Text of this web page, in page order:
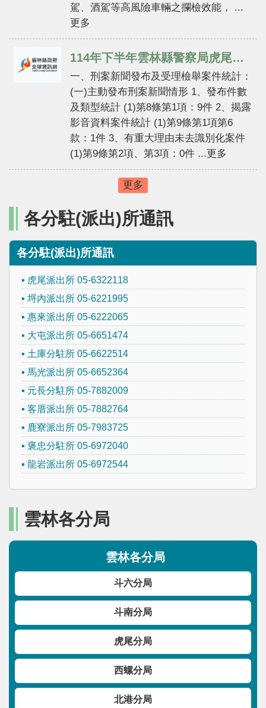
專
影
出
版
品
駕、酒駕等高風險車輛之攔檢效能， ...
更多
114年下半年雲林縣警察局虎尾分局發布刑案新聞違反 偵查不公開規定檢討報告
一、刑案新聞發布及受理檢舉案件統計：
(一)主動發布刑案新聞情形 1、發布件數
及類型統計 (1)第8條第1項：9件 2、揭露
影音資料案件統計 (1)第9條第1項第6
款：1件 3、有重大理由未去識別化案件
(1)第9條第2項、第3項：0件 ...更多
更多
各分駐(派出)所通訊
各分駐(派出)所通訊
虎尾派出所 05-6322118
埒內派出所 05-6221995
惠來派出所 05-6222065
大屯派出所 05-6651474
土庫分駐所 05-6622514
馬光派出所 05-6652364
元長分駐所 05-7882009
客厝派出所 05-7882764
鹿寮派出所 05-7983725
褒忠分駐所 05-6972040
龍岩派出所 05-6972544
雲林各分局
雲林各分局
斗六分局
斗南分局
虎尾分局
西螺分局
北港分局